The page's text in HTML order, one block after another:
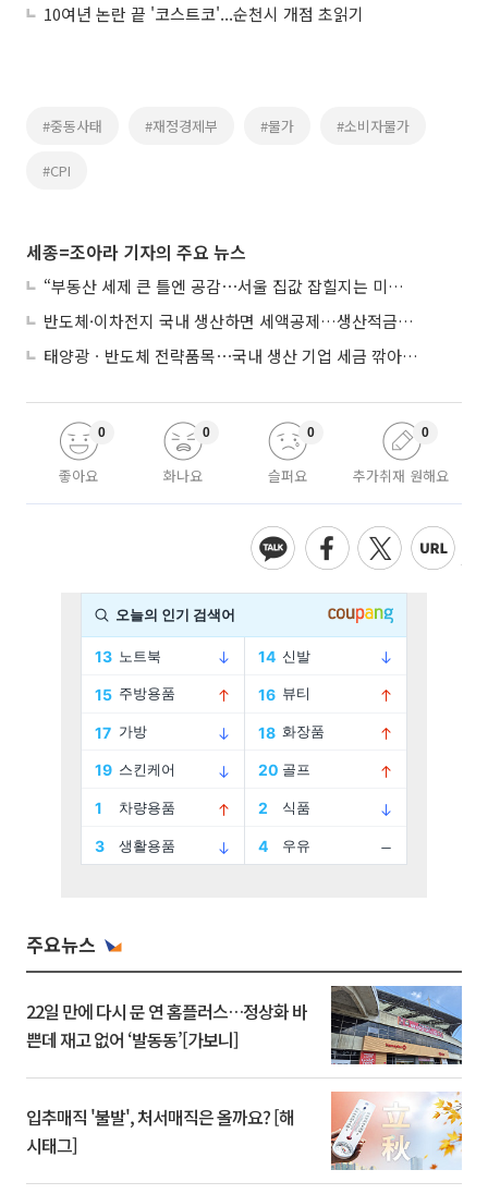
10여년 논란 끝 '코스트코'...순천시 개점 초읽기
#중동사태 #재정경제부 #물가 #소비자물가
#CPI
세종=조아라 기자의 주요 뉴스
“부동산 세제 큰 틀엔 공감⋯서울 집값 잡힐지는 미지수”
반도체·이차전지 국내 생산하면 세액공제…생산적금융 ISA 신설
태양광ㆍ반도체 전략품목⋯국내 생산 기업 세금 깎아준다
좋아요
0
화나요
0
슬퍼요
0
추가취재 원해요
0
주요뉴스
22일 만에 다시 문 연 홈플러스…정상화 바
쁜데 재고 없어 ‘발동동’[가보니]
입추매직 '불발', 처서매직은 올까요? [해
시태그]